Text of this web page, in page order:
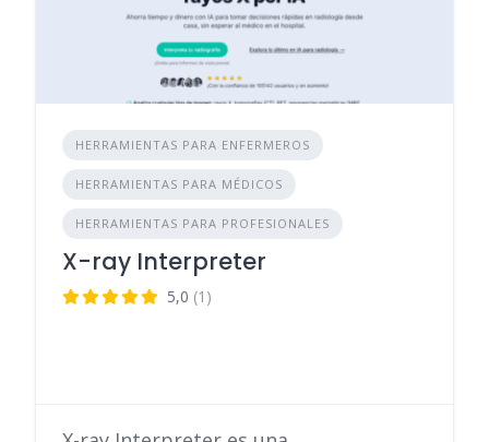
HERRAMIENTAS PARA ENFERMEROS
HERRAMIENTAS PARA MÉDICOS
HERRAMIENTAS PARA PROFESIONALES
X-ray Interpreter
5,0 (1)